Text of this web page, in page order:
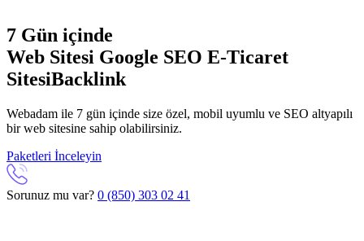
7 Gün içinde
Web Sitesi Google SEO E-Ticaret
SitesiBacklink
Webadam ile 7 gün içinde size özel, mobil uyumlu ve SEO altyapılı
bir web sitesine sahip olabilirsiniz.
Paketleri İnceleyin
Sorunuz mu var? 0 (850) 303 02 41